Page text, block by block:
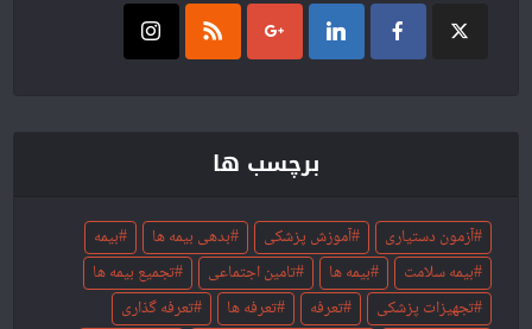
برچسب ها
آزمون دستیاری آموزش پزشکی بدهی بیمه ها
بیمه
بیمه سلامت
بیمه ها تامین اجتماعی
تجمیع بیمه ها
تجهیزات پزشکی
تعرفه تعرفه ها
تعرفه گذاری